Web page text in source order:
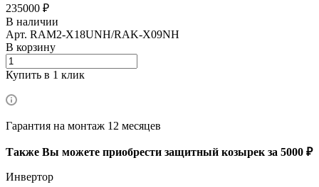
235000 ₽
В наличии
Арт. RAM2-X18UNH/RAK-X09NH
В корзину
Купить в 1 клик
Гарантия на монтаж 12 месяцев
Также Вы можете приобрести защитный козырек за 5000 ₽
Инвертор